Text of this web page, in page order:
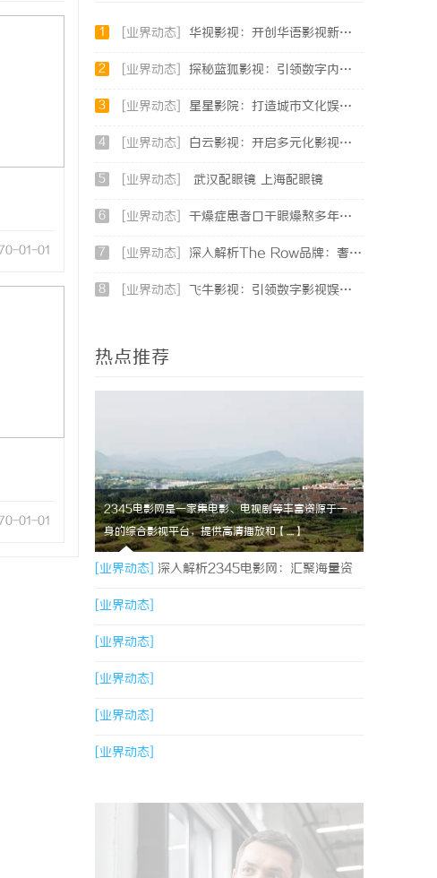
01-01
01-01
1 [业界动态] 华视影视：开创华语影视新时代的领航者
2 [业界动态] 探秘蓝狐影视：引领数字内容新时代的先锋平台
3 [业界动态] 星星影院：打造城市文化娱乐新地标的璀璨明珠
4 [业界动态] 白云影视：开启多元化影视创作新时代的领航者
5 [业界动态] 武汉配眼镜 上海配眼镜
6 [业界动态] 干燥症患者口干眼燥熬多年，一个周期缓过来？老中医：一张辨证方对症，身体找回津液
7 [业界动态] 深入解析The Row品牌：奢华时尚的典范与设计哲学
8 [业界动态] 飞牛影视：引领数字影视娱乐新时代的创新平台
热点推荐
2345电影网是一家集电影、电视剧等丰富资源于一
身的综合影视平台，提供高清播放和【....】
[业界动态] 深入解析2345电影网：汇聚海量资
源的影视娱乐平台
[业界动态]
[业界动态]
[业界动态]
[业界动态]
[业界动态]